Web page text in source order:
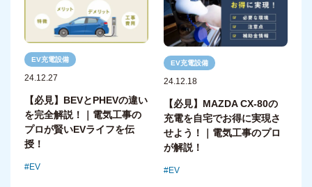
EV充電設備
24.12.27
【必見】BEVとPHEVの違い
を完全解説！｜電気工事の
プロが賢いEVライフを伝
授！
EV
EV充電設備
24.12.18
【必見】MAZDA CX-80の
充電を自宅でお得に実現さ
せよう！｜電気工事のプロ
が解説！
EV